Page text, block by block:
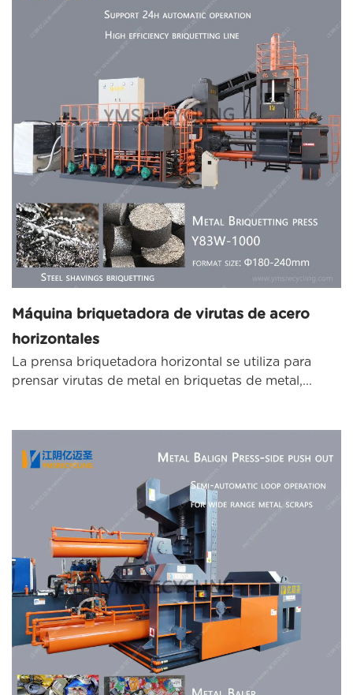
Máquina briquetadora de virutas de acero
horizontales
La prensa briquetadora horizontal se utiliza para
prensar virutas de metal en briquetas de metal,...